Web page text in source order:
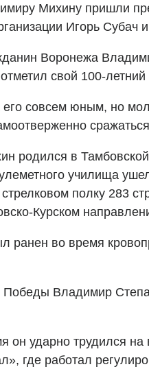
Михину пришли
Игорь Субач
Воронежа
свой 100-
его совсем юным, но
родился в
училища
полку 283
Курском
ранен во время
Владимир
он ударно трудился на
где работал